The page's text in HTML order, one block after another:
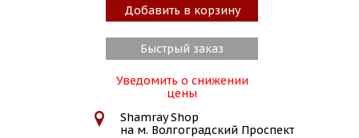
Добавить в корзину
Быстрый заказ
Уведомить о снижении
цены
Shamray Shop
на м. Волгоградский Проспект